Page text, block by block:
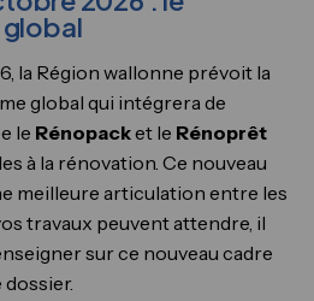
global
la Région wallonne prévoit la
global qui intégrera de
le Rénopacket le Rénoprêt
à la rénovation. Ce nouveau
meilleure articulation entre les
travaux peuvent attendre, il
sur ce nouveau cadre